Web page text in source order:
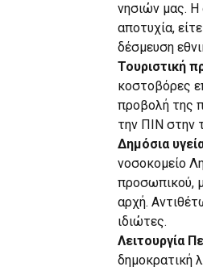
νησιών μας. Η
αποτυχία,
δέσμευση
Τουριστική
κοστοβόρες
προβολή της
την ΠΙΝ στην
Δημόσια
νοσοκομείο
προσωπικού,
αρχή.
ιδιώτες.
Λειτουργία
δημοκρατική